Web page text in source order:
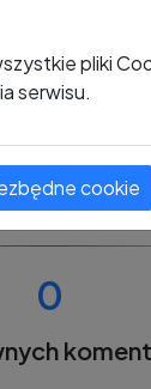
0
pliki
serwisu.
cookie